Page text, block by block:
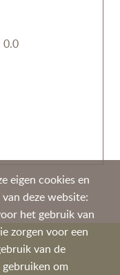
0.0
eigen cookies en
deze website:
het gebruik van
zorgen voor een
van de
om